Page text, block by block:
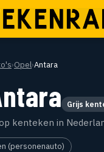
›Opel›Antara
Grijs
kenteken in
(personenauto)